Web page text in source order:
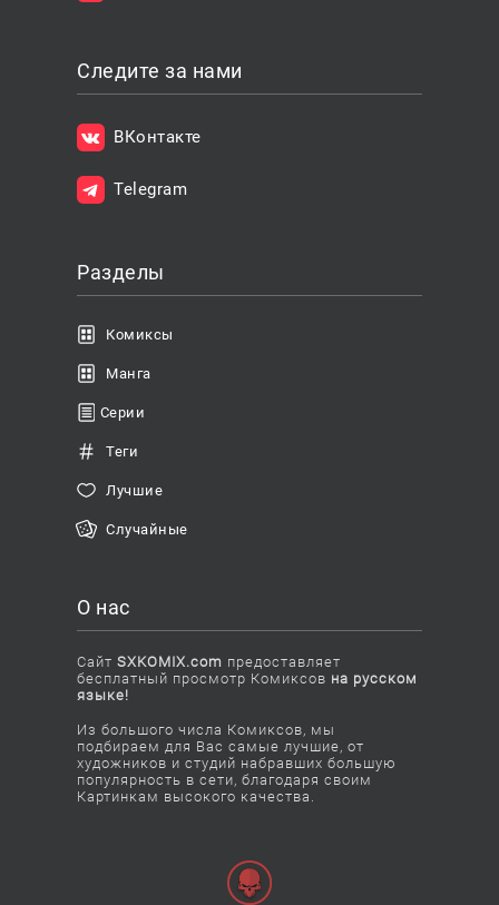
Следите за нами
ВКонтакте
Telegram
Разделы
Комиксы
Манга
Серии
Теги
Лучшие
Случайные
О нас
Сайт SXKOMIX.com предоставляет
бесплатный просмотр Комиксов на русском
языке!
Из большого числа Комиксов, мы
подбираем для Вас самые лучшие, от
художников и студий набравших большую
популярность в сети, благодаря своим
Картинкам высокого качества.